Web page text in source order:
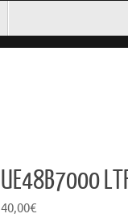
UE48B7000
40,00€